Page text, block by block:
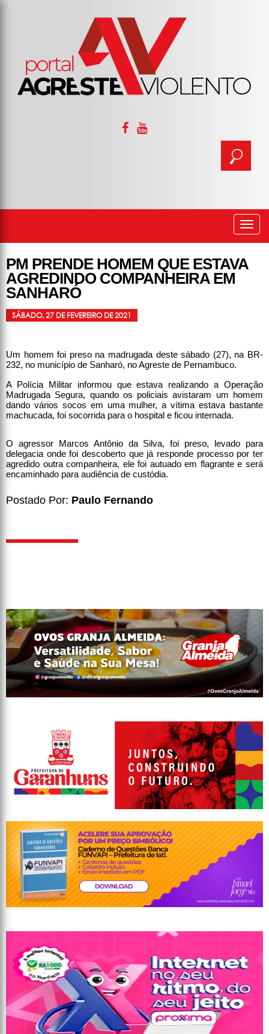
PM PRENDE HOMEM QUE ESTAVA
AGREDINDO COMPANHEIRA EM
SANHARÓ
SÁBADO, 27 DE FEVEREIRO DE 2021
Um homem foi preso na madrugada deste sábado (27), na BR-
232, no município de Sanharó, no Agreste de Pernambuco.
A Polícia Militar informou que estava realizando a Operação
Madrugada Segura, quando os policiais avistaram um homem
dando vários socos em uma mulher, a vítima estava bastante
machucada, foi socorrida para o hospital e ficou internada.
O agressor Marcos Antônio da Silva, foi preso, levado para
delegacia onde foi descoberto que já responde processo por ter
agredido outra companheira, ele foi autuado em flagrante e será
encaminhado para audiência de custódia.
Postado Por: Paulo Fernando